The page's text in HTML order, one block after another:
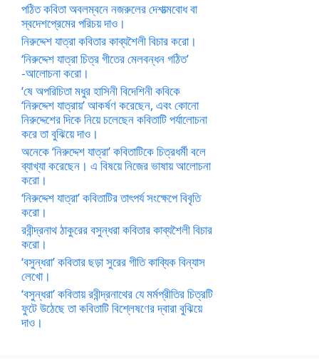
পঠিত কবিতা অবলম্বনে নজরুলের দেশাত্মবোধ বা
স্বদেশপ্রেমের পরিচয় দাও।
নিরুদ্দেশ যাত্রা কবিতার কাব্যশৈলী বিচার করো।
‘নিরুদ্দেশ যাত্রা চিত্র গীতের মেলবন্ধন গঠিত’
-আলোচনা করো।
‘ষে অপরিচিতা মধুর হাসিনী বিদেশিনী কবিকে
‘নিরুদ্দেশ যাত্রায়’ আকর্ষণ করেছেন, এবং কোনো
নিরুদ্দেশের দিকে নিয়ে চলেছেন কবিতাটি পর্যালোচনা
করে তা বুঝিয়ে দাও।
অনেকে ‘নিরুদ্দেশ যাত্রা’ কবিতাটিকে চিত্রধর্মী বলে
ব্যাখ্যা করেছেন। এ বিষয়ে নিজের ভাষায় আলোচনা
করো।
‘নিরুদ্দেশ যাত্রা’ কবিতাটির তাৎপর্য সংক্ষেপে বিবৃতি
করো।
রবীন্দ্রনাথ ঠাকুরের বসুন্ধরা কবিতার কাব্যশৈলী বিচার
করো।
‘বসুন্ধরা’ কবিতার ছড়া সুরের গীতি কাব্যিক বিন্যাস
লেখো।
‘বসুন্ধরা’ কবিতায় রবীন্দ্রনাথের যে মর্মপ্রীতির চিত্রটি
ফুটে উঠেছে তা কবিতাটি বিশ্লেষণের দ্বারা বুঝিয়ে
দাও।